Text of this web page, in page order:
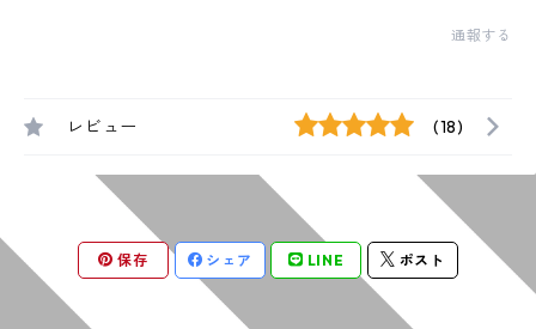
通報する
レビュー (18)
保存 シェア LINE ポスト